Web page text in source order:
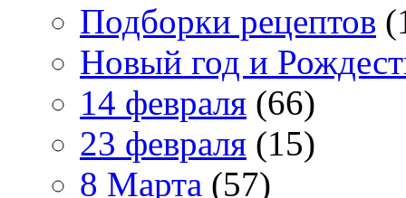
Подборки рецептов
Новый год и
14 февраля (66)
23 февраля (15)
8 Марта (57)